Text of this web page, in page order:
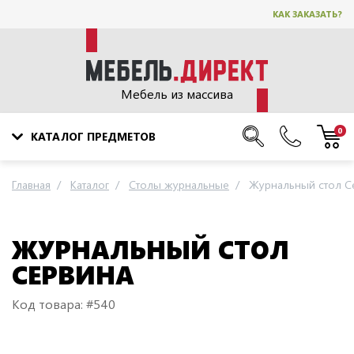
КАК ЗАКАЗАТЬ?
Мебель из массива
КАТАЛОГ ПРЕДМЕТОВ 0
Главная Каталог Столы журнальные Журнальный стол
ЖУРНАЛЬНЫЙ СТОЛ
СЕРВИНА
Код товара: #540